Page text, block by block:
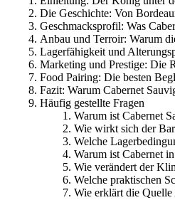
Die Geschichte: Von
Geschmacksprofil: Was
Anbau und Terroir: Warum
Lagerfähigkeit und
Marketing und Prestige: Die
Food Pairing: Die besten
Fazit: Warum Cabernet
Häufig gestellte Fragen
Warum ist Cabernet
Wie wirkt sich der
Welche
Warum ist Cabernet
Wie verändert der
Welche praktischen
Wie erklärt die